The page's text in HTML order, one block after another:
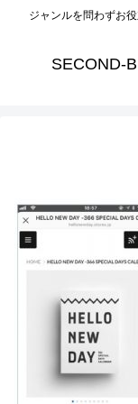
ジャンルを問わずお
SECOND-